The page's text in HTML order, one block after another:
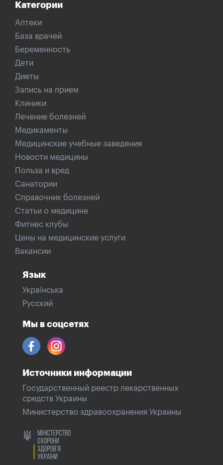
Категории
Аптеки
База врачей
Беременность
Дети
Диеты
Запись на прием
Клиники
Лечение болезней
Медикаменты
Медицинские учебные заведения
Новости медицины
Польза и вред
Санатории
Справочник болезней
Статьи о медицине
Фитнес клубы
Цены на медицинские услуги
Вакансии
Язык
Українська
Русский
Мы в соцсетях
Источники информации
Государственный реестр лекарственных
средств Украины
Министерство здравоохранения Украины